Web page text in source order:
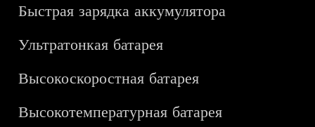
Быстрая зарядка аккумулятора
Ультратонкая батарея
Высокоскоростная батарея
Высокотемпературная батарея